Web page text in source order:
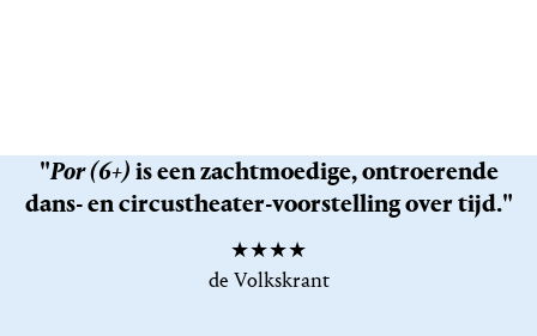
"Por (6+) is een zachtmoedige, ontroerende
dans- en circustheater-voorstelling over tijd."
★★★★
de Volkskrant